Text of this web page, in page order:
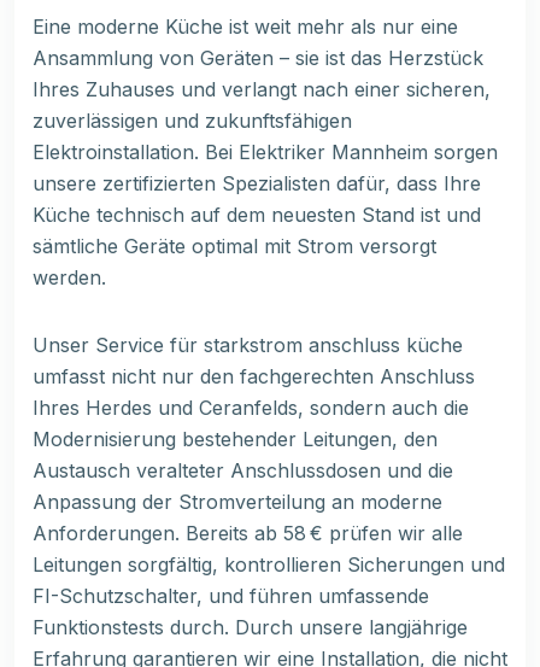
Eine moderne Küche ist weit mehr als nur eine
Ansammlung von Geräten – sie ist das Herzstück
Ihres Zuhauses und verlangt nach einer sicheren,
zuverlässigen und zukunftsfähigen
Elektroinstallation. Bei Elektriker Mannheim sorgen
unsere zertifizierten Spezialisten dafür, dass Ihre
Küche technisch auf dem neuesten Stand ist und
sämtliche Geräte optimal mit Strom versorgt
werden.
Unser Service für starkstrom anschluss küche
umfasst nicht nur den fachgerechten Anschluss
Ihres Herdes und Ceranfelds, sondern auch die
Modernisierung bestehender Leitungen, den
Austausch veralteter Anschlussdosen und die
Anpassung der Stromverteilung an moderne
Anforderungen. Bereits ab 58 € prüfen wir alle
Leitungen sorgfältig, kontrollieren Sicherungen und
FI-Schutzschalter, und führen umfassende
Funktionstests durch. Durch unsere langjährige
Erfahrung garantieren wir eine Installation, die nicht